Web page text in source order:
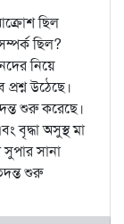
ছিল
ছিল?
নিয়ে
উঠেছে।
শুরু করেছে।
বৃদ্ধা অসুস্থ মা
সানা
শুরু